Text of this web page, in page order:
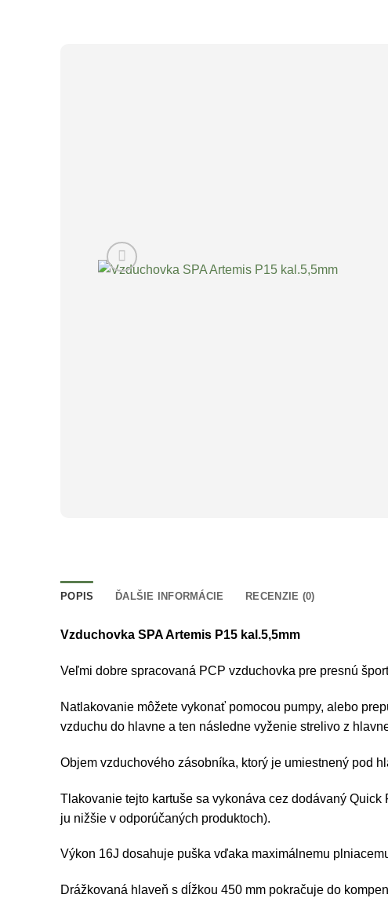
POPIS ĎALŠIE INFORMÁCIE RECENZIE (0)
Vzduchovka SPA Artemis P15 kal.5,5mm
Veľmi dobre spracovaná PCP vzduchovka pre presnú
Natlakovanie môžete vykonať pomocou pumpy, alebo
vzduchu do hlavne a ten následne vyženie strelivo z
Objem vzduchového zásobníka, ktorý je umiestnený pod
Tlakovanie tejto kartuše sa vykonáva cez dodávaný
ju nižšie v odporúčaných produktoch).
Výkon 16J dosahuje puška vďaka maximálnemu
Drážkovaná hlaveň s dĺžkou 450 mm pokračuje do